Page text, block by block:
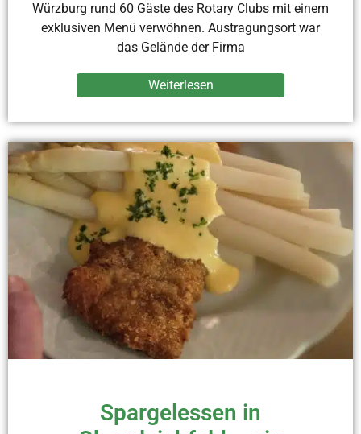
Würzburg rund 60 Gäste des Rotary Clubs mit einem
exklusiven Menü verwöhnen. Austragungsort war
das Gelände der Firma
Weiterlesen
Spargelessen in